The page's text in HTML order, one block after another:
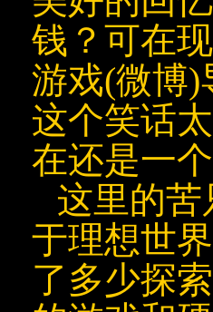
钱？可在
游戏(微博)
这个笑话
在还是一
这里的
于理想世
了多少探